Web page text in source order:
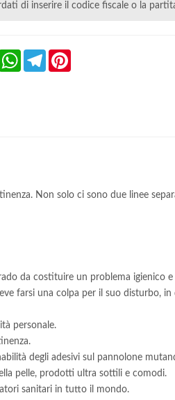
di inserire il codice fiscale o la
FacebookWhatsAppTelegram
Non solo ci sono due linee
da costituire un problema igienico e
farsi una colpa per il suo disturbo,
personale.
degli adesivi sul pannolone
pelle, prodotti ultra sottili e comodi.
sanitari in tutto il mondo.